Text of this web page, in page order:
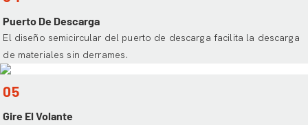
Puerto De Descarga
El diseño semicircular del puerto de descarga facilita la descarga
de materiales sin derrames.
05
Gire El Volante